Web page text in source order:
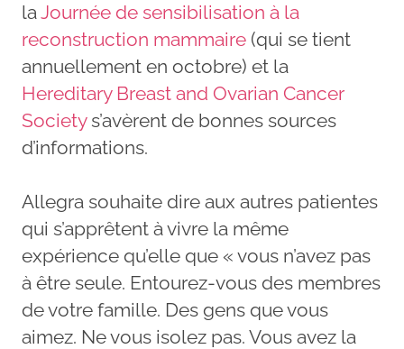
laJournée de sensibilisation à la
reconstruction mammaire (qui se tient
annuellement en octobre) et la
Hereditary Breast and Ovarian Cancer
Societys’avèrent de bonnes sources
d’informations.
Allegra souhaite dire aux autres patientes
qui s’apprêtent à vivre la même
expérience qu’elle que « vous n’avez pas
à être seule. Entourez-vous des membres
de votre famille. Des gens que vous
aimez. Ne vous isolez pas. Vous avez la